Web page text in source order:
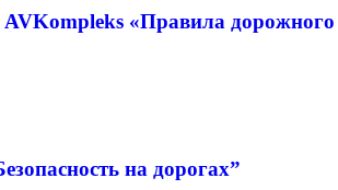
«Правила дорожного
на дорогах”